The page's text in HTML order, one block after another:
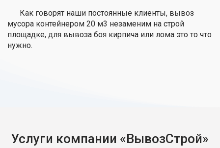
Как говорят наши постоянные клиенты, вывоз
мусора контейнером 20 м3 незаменим на строй
площадке, для вывоза боя кирпича или лома это то что
нужно.
Услуги компании «ВывозСтрой»